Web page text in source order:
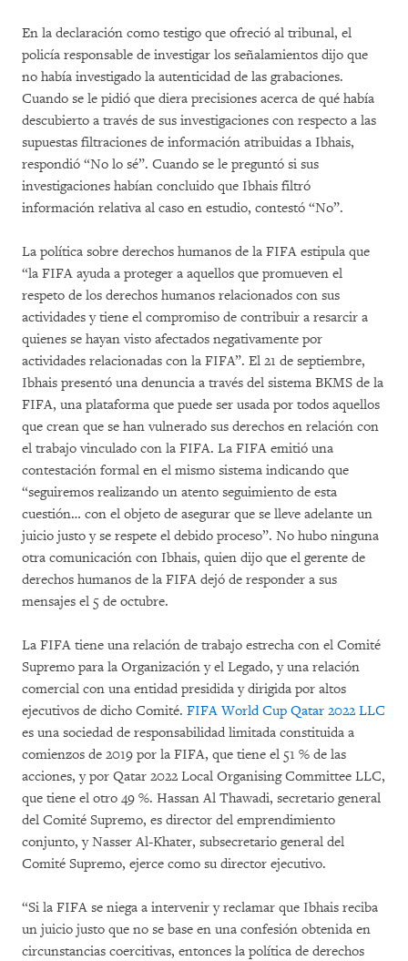
En la declaración como testigo que ofreció al tribunal, el
policía responsable de investigar los señalamientos dijo que
no había investigado la autenticidad de las grabaciones.
Cuando se le pidió que diera precisiones acerca de qué había
descubierto a través de sus investigaciones con respecto a las
supuestas filtraciones de información atribuidas a Ibhais,
respondió “No lo sé”. Cuando se le preguntó si sus
investigaciones habían concluido que Ibhais filtró
información relativa al caso en estudio, contestó “No”.
La política sobre derechos humanos de la FIFA estipula que
“la FIFA ayuda a proteger a aquellos que promueven el
respeto de los derechos humanos relacionados con sus
actividades y tiene el compromiso de contribuir a resarcir a
quienes se hayan visto afectados negativamente por
actividades relacionadas con la FIFA”. El 21 de septiembre,
Ibhais presentó una denuncia a través del sistema BKMS de la
FIFA, una plataforma que puede ser usada por todos aquellos
que crean que se han vulnerado sus derechos en relación con
el trabajo vinculado con la FIFA. La FIFA emitió una
contestación formal en el mismo sistema indicando que
“seguiremos realizando un atento seguimiento de esta
cuestión… con el objeto de asegurar que se lleve adelante un
juicio justo y se respete el debido proceso”. No hubo ninguna
otra comunicación con Ibhais, quien dijo que el gerente de
derechos humanos de la FIFA dejó de responder a sus
mensajes el 5 de octubre.
La FIFA tiene una relación de trabajo estrecha con el Comité
Supremo para la Organización y el Legado, y una relación
comercial con una entidad presidida y dirigida por altos
ejecutivos de dicho Comité. FIFA World Cup Qatar 2022 LLC
es una sociedad de responsabilidad limitada constituida a
comienzos de 2019 por la FIFA, que tiene el 51 % de las
acciones, y por Qatar 2022 Local Organising Committee LLC,
que tiene el otro 49 %. Hassan Al Thawadi, secretario general
del Comité Supremo, es director del emprendimiento
conjunto, y Nasser Al-Khater, subsecretario general del
Comité Supremo, ejerce como su director ejecutivo.
“Si la FIFA se niega a intervenir y reclamar que Ibhais reciba
un juicio justo que no se base en una confesión obtenida en
circunstancias coercitivas, entonces la política de derechos